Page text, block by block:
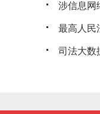
涉信息网
最高人民
司法大数